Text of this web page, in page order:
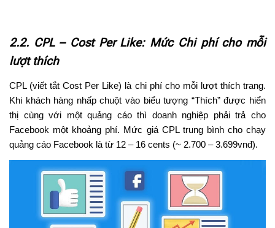
2.2. CPL – Cost Per Like: Mức Chi phí cho mỗi
lượt thích
CPL (viết tắt Cost Per Like) là chi phí cho mỗi lượt thích trang.
Khi khách hàng nhấp chuột vào biểu tượng “Thích” được hiển
thị cùng với một quảng cáo thì doanh nghiệp phải trả cho
Facebook một khoảng phí. Mức giá CPL trung bình cho chạy
quảng cáo Facebook là từ 12 – 16 cents (~ 2.700 – 3.699vnđ).